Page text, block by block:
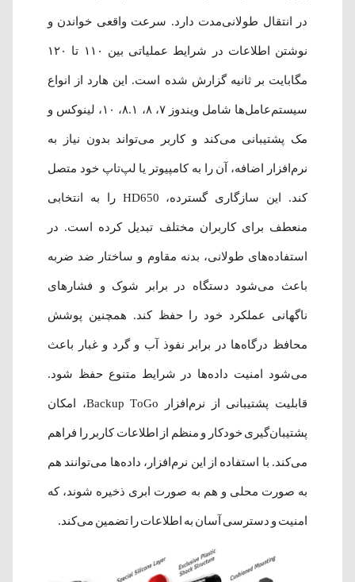
در انتقال طولانی‌مدت دارد. سرعت واقعی خواندن و
نوشتن اطلاعات در شرایط عملیاتی بین ۱۱۰ تا ۱۲۰
مگابایت بر ثانیه گزارش شده است. این هارد از انواع
سیستم‌عامل‌ها شامل ویندوز ۷، ۸، ۸.۱، ۱۰، لینوکس و
مک پشتیبانی می‌کند و کاربر می‌تواند بدون نیاز به
نرم‌افزار اضافه، آن را به کامپیوتر یا لپ‌تاپ خود متصل
کند. این سازگاری گسترده، HD650 را به انتخابی
منعطف برای کاربران مختلف تبدیل کرده است. در
استفاده‌های طولانی، بدنه مقاوم و ساختار ضد ضربه
باعث می‌شود دستگاه در برابر شوک و فشارهای
ناگهانی عملکرد خود را حفظ کند. همچنین پوشش
محافظ درگاه‌ها در برابر نفوذ آب و گرد و غبار باعث
می‌شود امنیت داده‌ها در شرایط متنوع حفظ شود.
قابلیت پشتیبانی از نرم‌افزار Backup ToGo، امکان
پشتیبان‌گیری خودکار و منظم از اطلاعات کاربر را فراهم
می‌کند. با استفاده از این نرم‌افزار، داده‌ها می‌توانند هم
به صورت محلی و هم به صورت ابری ذخیره شوند، که
امنیت و دسترسی آسان به اطلاعات را تضمین می‌کند.